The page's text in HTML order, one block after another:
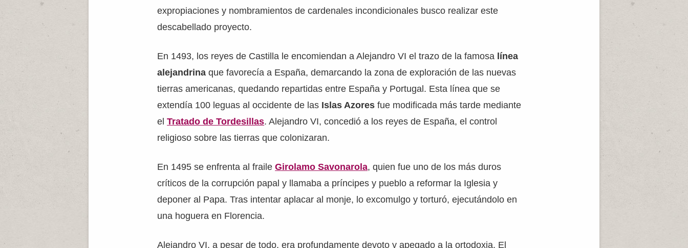
expropiaciones y nombramientos de cardenales incondicionales busco realizar este
descabellado proyecto.
En 1493, los reyes de Castilla le encomiendan a Alejandro VI el trazo de la famosa línea
alejandrina que favorecía a España, demarcando la zona de exploración de las nuevas
tierras americanas, quedando repartidas entre España y Portugal. Esta línea que se
extendía 100 leguas al occidente de las Islas Azores fue modificada más tarde mediante
elTratado de Tordesillas. Alejandro VI, concedió a los reyes de España, el control
religioso sobre las tierras que colonizaran.
En 1495 se enfrenta al fraileGirolamo Savonarola, quien fue uno de los más duros
críticos de la corrupción papal y llamaba a príncipes y pueblo a reformar la Iglesia y
deponer al Papa. Tras intentar aplacar al monje, lo excomulgo y torturó, ejecutándolo en
una hoguera en Florencia.
Alejandro VI, a pesar de todo, era profundamente devoto y apegado a la ortodoxia. El